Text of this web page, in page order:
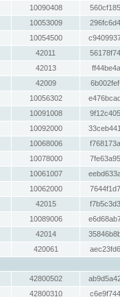
10090408
10053009
10054500
42011
42013
42009
10056302
10091008
10092000
10068006
10078000
10061007
10062000
42015
10089006
42014
420061
42800502
42800310